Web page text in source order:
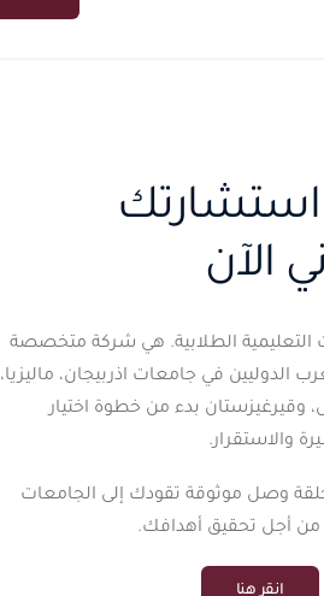
الآن
التعليمية الطلابية. هي شركة متخصصة
الدوليين في جامعات اذربيجان، ماليزيا،
وقيرغيزستان بدء من خطوة اختيار
والاستقرار.
وصل موثوقة تقودك إلى الجامعات
من أجل تحقيق أهدافك.
انقر هنا